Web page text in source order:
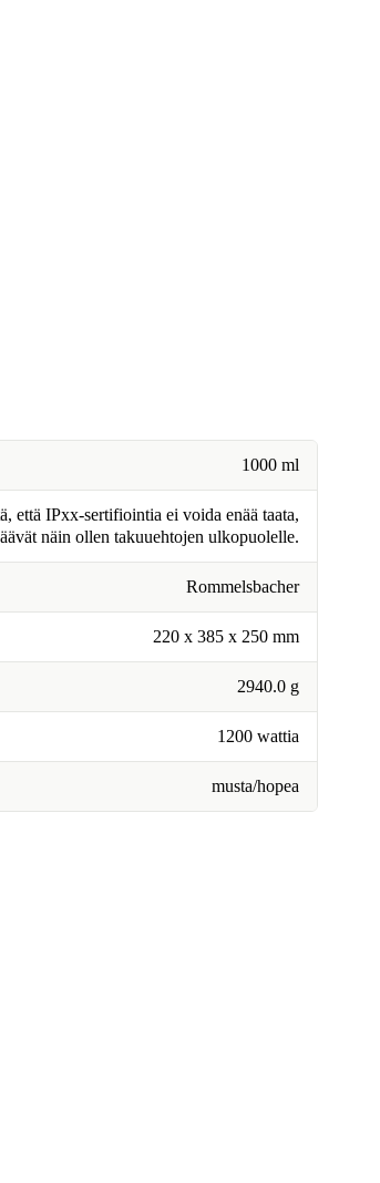
1000 ml
että IPxx-sertifiointia ei voida enää taata,
näin ollen takuuehtojen ulkopuolelle.
Rommelsbacher
220 x 385 x 250 mm
2940.0 g
1200 wattia
musta/hopea